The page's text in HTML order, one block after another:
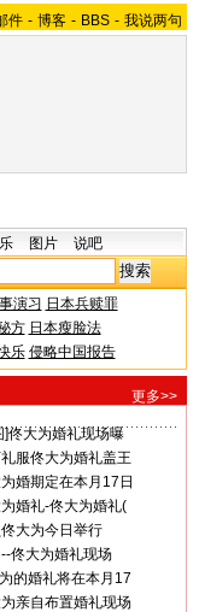
件 - 博客 - BBS - 我说两句
图片 说吧
演习 日本兵赎罪
方 日本瘦脸法
乐 侵略中国报告
更多>>
]佟大为婚礼现场曝
服佟大为婚礼盖王
婚期定在本月17日
婚礼-佟大为婚礼(
大为今日举行
佟大为婚礼现场
的婚礼将在本月17
亲自布置婚礼现场